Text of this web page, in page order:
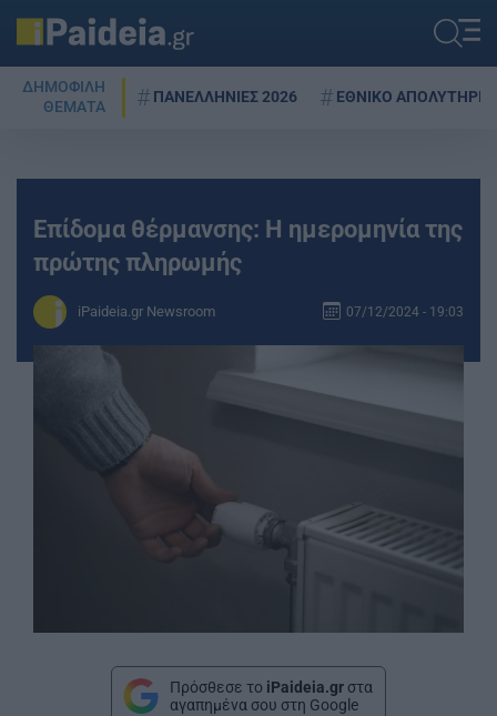
ΔΗΜΟΦΙΛΗ
ΘΕΜΑΤΑ
ΠΑΝΕΛΛΗΝΙΕΣ 2026 ΕΘΝΙΚΟ ΑΠΟΛΥΤΗΡΙΟ
Επίδομα θέρμανσης: Η ημερομηνία της
πρώτης πληρωμής
iPaideia.gr Newsroom 07/12/2024 - 19:03
Πρόσθεσε το iPaideia.gr στα
αγαπημένα σου στη Google